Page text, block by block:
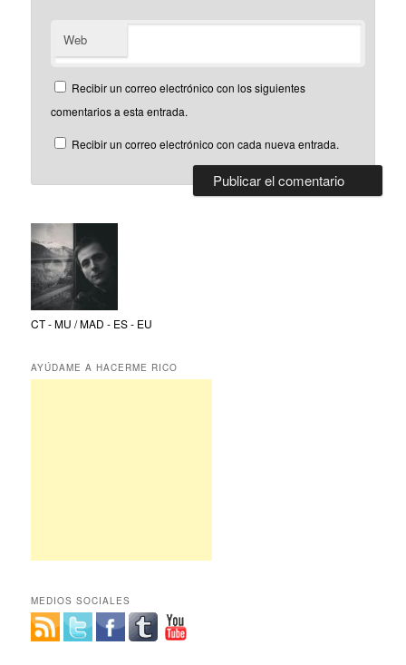
Web
Recibir un correo electrónico con los siguientes
comentarios a esta entrada.
Recibir un correo electrónico con cada nueva entrada.
CT - MU / MAD - ES - EU
AYÚDAME A HACERME RICO
MEDIOS SOCIALES